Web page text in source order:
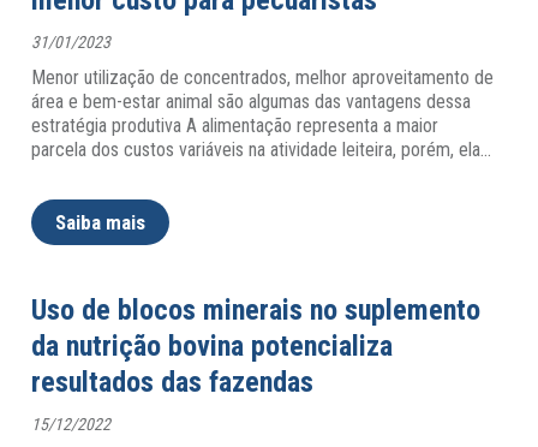
31/01/2023
Menor utilização de concentrados, melhor aproveitamento de
área e bem-estar animal são algumas das vantagens dessa
estratégia produtiva A alimentação representa a maior
parcela dos custos variáveis na atividade leiteira, porém, ela…
Saiba mais
Uso de blocos minerais no suplemento
da nutrição bovina potencializa
resultados das fazendas
15/12/2022